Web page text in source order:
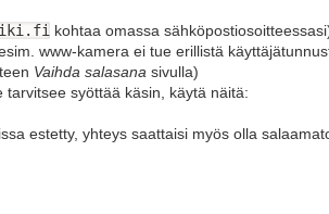
kohtaa omassa
www-kamera ei tue erillistä
Vaihda salasana sivulla)
syöttää käsin, käytä näitä:
estetty, yhteys saattaisi myös olla